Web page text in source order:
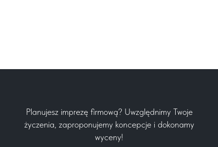
Planujesz imprezę firmową? Uwzględnimy Twoje
życzenia, zaproponujemy koncepcje i dokonamy
wyceny!